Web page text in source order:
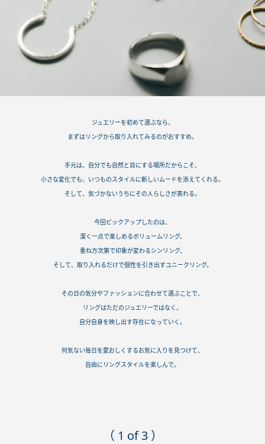
ジュエリーを初めて選ぶなら、
まずはリングから取り入れてみるのがおすすめ。
手元は、自分でも自然と目にする場所だからこそ、
小さな変化でも、いつものスタイルに新しいムードを添えてくれる。
そして、気づかないうちにその人らしさが表れる。
今回ピックアップしたのは、
潔く一点で楽しめるボリュームリング、
重ね方次第で印象が変わるシンリング、
そして、取り入れるだけで個性を引き出すユニークリング。
その日の気分やファッションに合わせて選ぶことで、
リングはただのジュエリーではなく、
自分自身を映し出す存在になっていく。
何気ない毎日を愛おしくするお気に入りを見つけて、
自由にリングスタイルを楽しんで。
（ 1 of 3 ）